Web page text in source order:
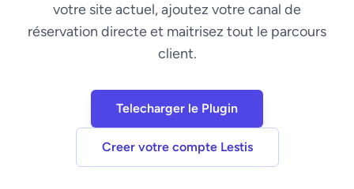
votre site actuel, ajoutez votre canal de
réservation directe et maitrisez tout le parcours
client.
Telecharger le Plugin
Creer votre compte Lestis